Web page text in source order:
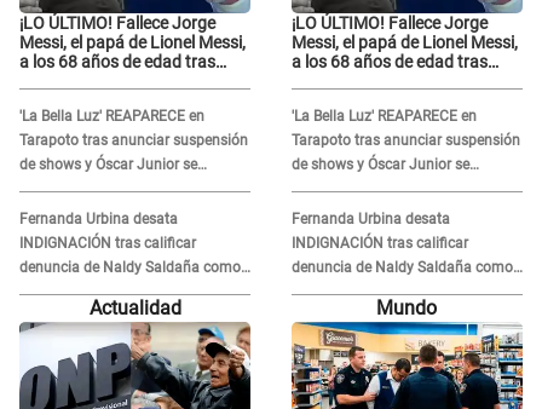
¡LO ÚLTIMO! Fallece Jorge
Messi, el papá de Lionel Messi,
a los 68 años de edad tras
'La Bella Luz' REAPARECE en
Tarapoto tras anunciar suspensión
de shows y Óscar Junior se
JUSTIFICA: "Por un error no vamos
a pagar todos"
Fernanda Urbina desata
INDIGNACIÓN tras calificar
denuncia de Naldy Saldaña como
'acto bochornoso': "No es justo
atacar a otra mujer"
¡LO ÚLTIMO! Fallece Jorge
Messi, el papá de Lionel Messi,
a los 68 años de edad tras
'La Bella Luz' REAPARECE en
Tarapoto tras anunciar suspensión
de shows y Óscar Junior se
JUSTIFICA: "Por un error no vamos
a pagar todos"
Fernanda Urbina desata
INDIGNACIÓN tras calificar
denuncia de Naldy Saldaña como
'acto bochornoso': "No es justo
atacar a otra mujer"
Actualidad Mundo